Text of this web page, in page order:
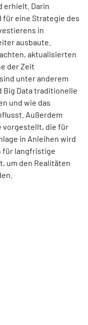
erhielt. Darin
eine Strategie des
in
ausbaute.
aktualisierten
der Zeit
unter anderem
Big Data traditionelle
und wie das
Außerdem
vorgestellt, die für
in Anleihen wird
für langfristige
um den Realitäten